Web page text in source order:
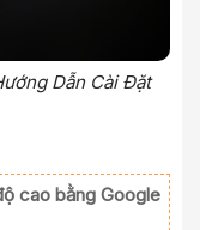
Dẫn Cài Đặt
cao bằng Google